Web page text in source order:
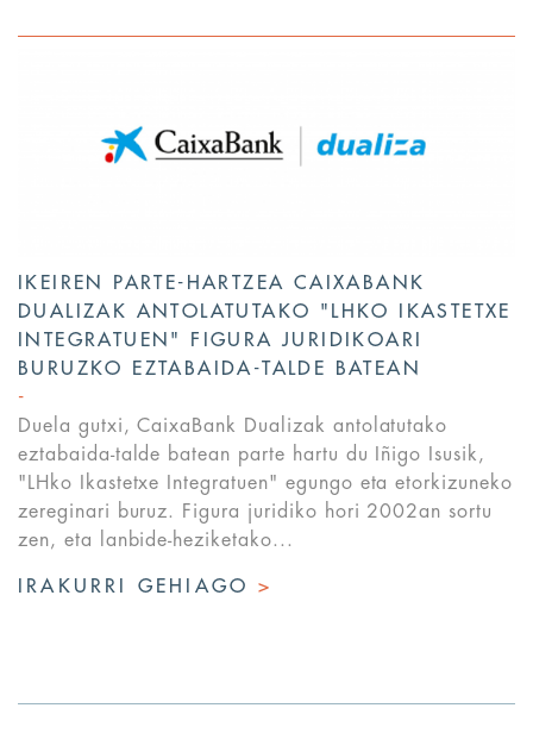
IKEIREN PARTE-HARTZEA CAIXABANK
DUALIZAK ANTOLATUTAKO "LHKO IKASTETXE
INTEGRATUEN" FIGURA JURIDIKOARI
BURUZKO EZTABAIDA-TALDE BATEAN
Duela gutxi, CaixaBank Dualizak antolatutako
eztabaida-talde batean parte hartu du Iñigo Isusik,
"LHko Ikastetxe Integratuen" egungo eta etorkizuneko
zereginari buruz. Figura juridiko hori 2002an sortu
zen, eta lanbide-heziketako...
IRAKURRI GEHIAGO>